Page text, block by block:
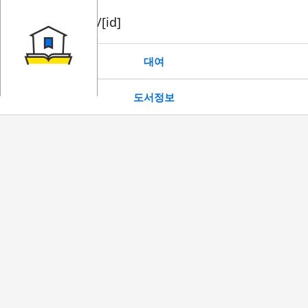
book/rent/[id]
대여
도서정보